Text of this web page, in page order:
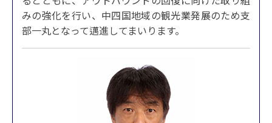
みの強化を行い、中四国地域の観光業発展のため支
部一丸となって邁進してまいります。